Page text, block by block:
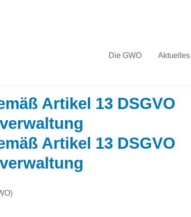
Die GWO Aktuelles
Artikel 13 DSGVO
Artikel 13 DSGVO